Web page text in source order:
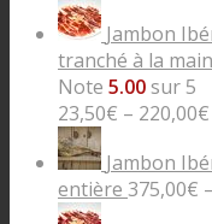
Jambon
tranché à la
Note 5.00sur 5
23,50€ – 220,00€
Jambon
entière 375,00€ –